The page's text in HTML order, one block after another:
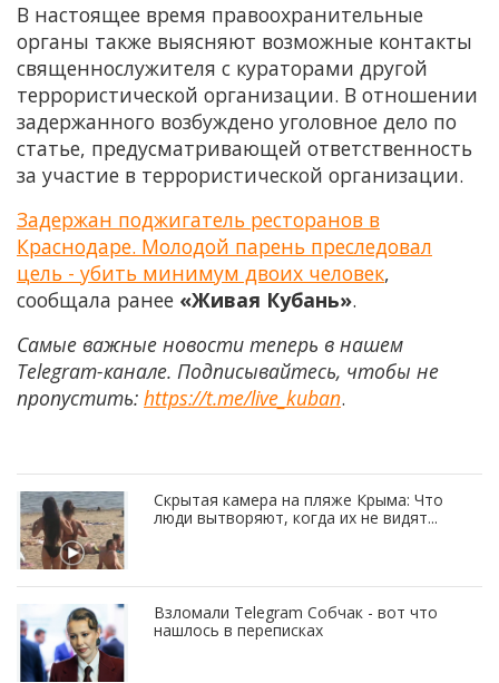
В настоящее время правоохранительные
органы также выясняют возможные контакты
священнослужителя с кураторами другой
террористической организации. В отношении
задержанного возбуждено уголовное дело по
статье, предусматривающей ответственность
за участие в террористической организации.
Задержан поджигатель ресторанов в
Краснодаре. Молодой парень преследовал
цель - убить минимум двоих человек,
сообщала ранее «Живая Кубань».
Самые важные новости теперь в нашем
Telegram-канале. Подписывайтесь, чтобы не
пропустить: https://t.me/live_kuban.
Скрытая камера на пляже Крыма: Что
люди вытворяют, когда их не видят...
Взломали Telegram Собчак - вот что
нашлось в переписках